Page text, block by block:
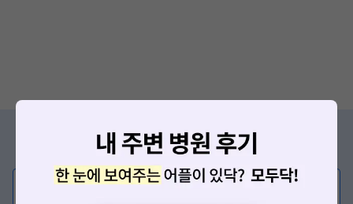
증상/치료, 궁금한 점이 있나요?
의사가 직접 답해드려요!
💬 무엇이든 물어보세요